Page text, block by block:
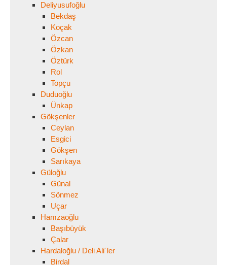
Deliyusufoğlu
Bekdaş
Koçak
Özcan
Özkan
Öztürk
Rol
Topçu
Duduoğlu
Ünkap
Gökşenler
Ceylan
Esgici
Gökşen
Sarıkaya
Güloğlu
Günal
Sönmez
Uçar
Hamzaoğlu
Başıbüyük
Çalar
Hardaloğlu / Deli Ali´ler
Birdal